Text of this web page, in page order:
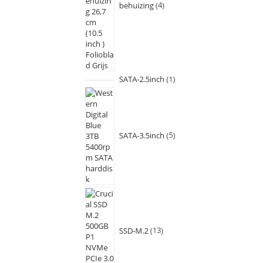
behuizing 4
SATA-2.5inch 1
SATA-3.5inch 5
SSD-M.2 13